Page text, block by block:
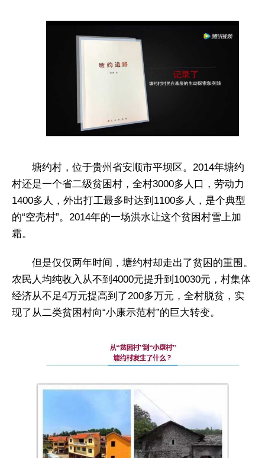
塘约村，位于贵州省安顺市平坝区。2014年塘约
村还是一个省二级贫困村，全村3000多人口，劳动力
1400多人，外出打工最多时达到1100多人，是个典型
的“空壳村”。2014年的一场洪水让这个贫困村雪上加
霜。
但是仅仅两年时间，塘约村却走出了贫困的重围。
农民人均纯收入从不到4000元提升到10030元，村集体
经济从不足4万元提高到了200多万元，全村脱贫，实
现了从二类贫困村向“小康示范村”的巨大转变。